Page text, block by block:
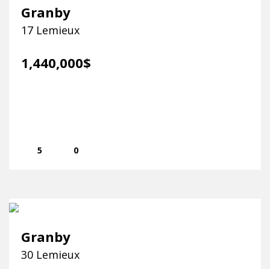
Granby
17 Lemieux
1,440,000$
5 0
Granby
30 Lemieux